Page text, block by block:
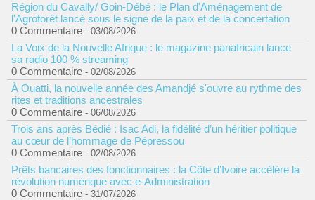
Région du Cavally/ Goin-Débé : le Plan d'Aménagement de
l'Agroforêt lancé sous le signe de la paix et de la concertation
0 Commentaire - 03/08/2026
La Voix de la Nouvelle Afrique : le magazine panafricain lance
sa radio 100 % streaming
0 Commentaire - 02/08/2026
À Ouatti, la nouvelle année des Amandjé s'ouvre au rythme des
rites et traditions ancestrales
0 Commentaire - 06/08/2026
Trois ans après Bédié : Isac Adi, la fidélité d’un héritier politique
au cœur de l’hommage de Pépressou
0 Commentaire - 02/08/2026
Prêts bancaires des fonctionnaires : la Côte d’Ivoire accélère la
révolution numérique avec e-Administration
0 Commentaire - 31/07/2026